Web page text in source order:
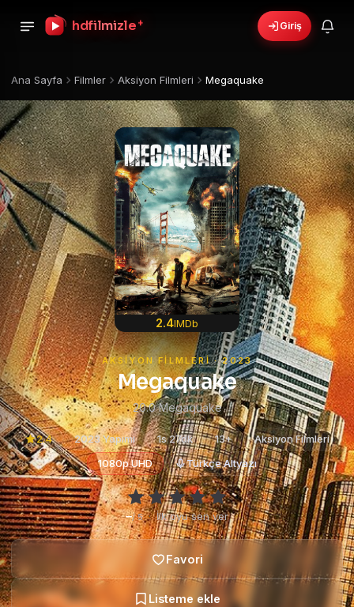
hdfilmizle + Giriş
Ana Sayfa Filmler Aksiyon Filmleri Megaquake
2.4IMDb
AKSIYON FILMLERI · 2023
Megaquake
20.0 Megaquake
2.4 2023 Yapımı 1s 27dk 13+
Aksiyon Filmleri
1080p UHD
Türkçe Altyazı
–/ 5 · İlk oyu sen ver